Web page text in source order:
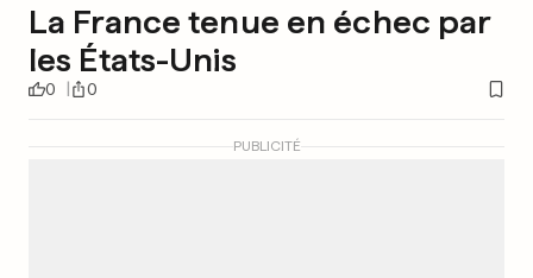
La France tenue en échec par
les États-Unis
0 0
PUBLICITÉ